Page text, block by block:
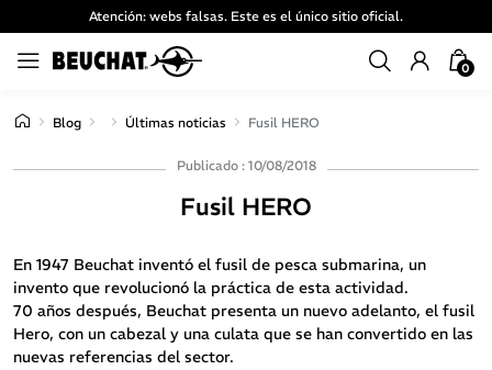
Atención: webs falsas. Este es el único sitio oficial.
0
Blog Últimas noticias Fusil HERO
Publicado : 10/08/2018
Fusil HERO
En 1947 Beuchat inventó el fusil de pesca submarina, un
invento que revolucionó la práctica de esta actividad.
70 años después, Beuchat presenta un nuevo adelanto, el fusil
Hero, con un cabezal y una culata que se han convertido en las
nuevas referencias del sector.